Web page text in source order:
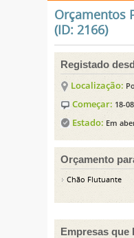
Orçamentos
(ID: 2166)
Registado
Localização:
Começar: 18-
Estado: Em
Orçamento
Chão Flutuante
Empresas que